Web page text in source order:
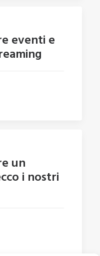
eventi e
un
i nostri